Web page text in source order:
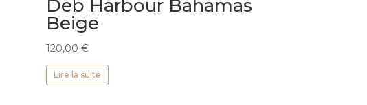
Deb Harbour Bahamas
Beige
120,00€
Lire la suite